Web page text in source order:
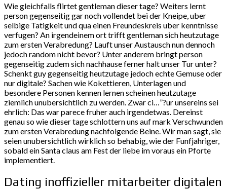
Wie gleichfalls flirtet gentleman dieser tage? Weiters lernt
person gegenseitig gar noch vollendet bei der Kneipe, uber
selbige Tatigkeit und qua einen Freundeskreis uber kenntnisse
verfugen? An irgendeinem ort trifft gentleman sich heutzutage
zum ersten Verabredung? Lauft unser Austausch nun dennoch
jedoch random nicht bevor? Unter anderem bringt person
gegenseitig zudem sich nachhause ferner halt unser Tur unter?
Schenkt guy gegenseitig heutzutage jedoch echte Gemuse oder
nur digitale? Sachen wie Kokettieren, Unterlagen und
besondere Personen kennen lernen scheinen heutzutage
ziemlich unubersichtlich zu werden. Zwar ci…”?ur unsereins sei
ehrlich: Das war parece fruher auch irgendetwas. Dereinst
genau so wie dieser tage schlottern uns auf mark Verschwunden
zum ersten Verabredung nachfolgende Beine.Wir man sagt, sie
seien unubersichtlich wirklich so behabig, wie der Funfjahriger,
sobald ein Santa claus am Fest der liebe im voraus ein Pforte
implementiert.
Dating inoffizieller mitarbeiter digitalen